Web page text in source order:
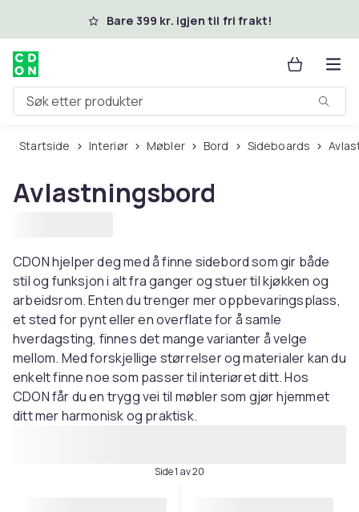
Hopp til hovedinnholdBare 399 kr. igjen til fri frakt!
Søk etter produkter
Startside Interiør Møbler Bord Sideboards
Avlastningsbord
CDON hjelper deg med å finne sidebord som gir både
stil og funksjon i alt fra ganger og stuer til kjøkken og
arbeidsrom. Enten du trenger mer oppbevaringsplass,
et sted for pynt eller en overflate for å samle
hverdagsting, finnes det mange varianter å velge
mellom. Med forskjellige størrelser og materialer kan du
enkelt finne noe som passer til interiøret ditt. Hos
CDON får du en trygg vei til møbler som gjør hjemmet
ditt mer harmonisk og praktisk.
Side 1 av 20